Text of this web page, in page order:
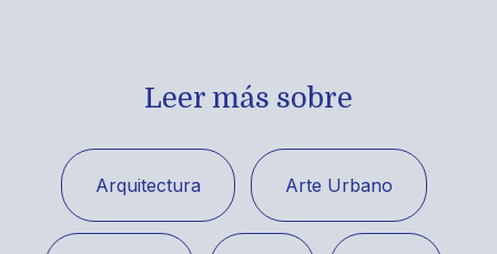
Leer más sobre
Arquitectura Arte Urbano